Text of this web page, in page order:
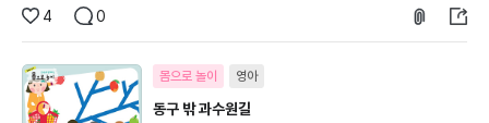
4 0
몸으로 놀이 영아
동구 밖 과수원길